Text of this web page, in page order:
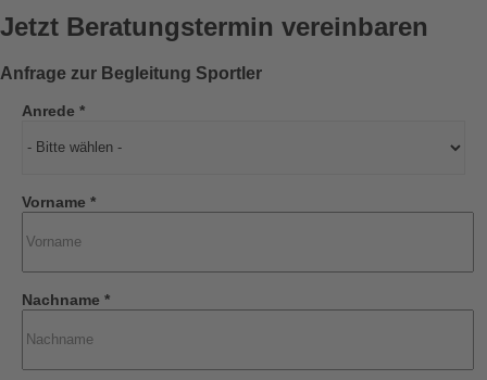
Jetzt Beratungstermin vereinbaren
Anfrage zur Begleitung Sportler
Anrede *
Vorname *
Nachname *